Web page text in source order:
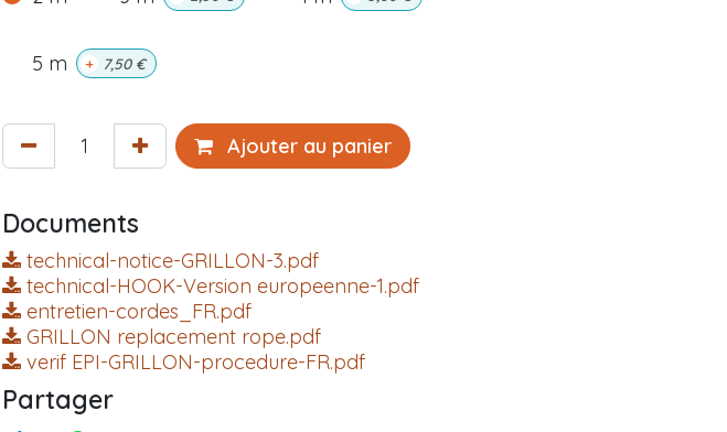
5 m + 7,50€
Ajouter au panier
Documents
technical-notice-GRILLON-3.pdf
technical-HOOK-Version europeenne-1.pdf
entretien-cordes_FR.pdf
GRILLON replacement rope.pdf
verif EPI-GRILLON-procedure-FR.pdf
Partager